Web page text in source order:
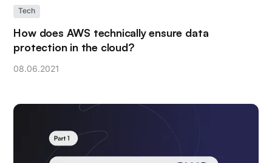
Tech
How does AWS technically ensure data
protection in the cloud?
08.06.2021